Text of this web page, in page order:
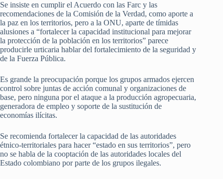
Se insiste en cumplir el Acuerdo con las Farc y las
recomendaciones de la Comisión de la Verdad, como aporte a
la paz en los territorios, pero a la ONU, aparte de tímidas
alusiones a “fortalecer la capacidad institucional para mejorar
la protección de la población en los territorios” parece
producirle urticaria hablar del fortalecimiento de la seguridad y
de la Fuerza Pública.
Es grande la preocupación porque los grupos armados ejercen
control sobre juntas de acción comunal y organizaciones de
base, pero ninguna por el ataque a la producción agropecuaria,
generadora de empleo y soporte de la sustitución de
economías ilícitas.
Se recomienda fortalecer la capacidad de las autoridades
étnico-territoriales para hacer “estado en sus territorios”, pero
no se habla de la cooptación de las autoridades locales del
Estado colombiano por parte de los grupos ilegales.